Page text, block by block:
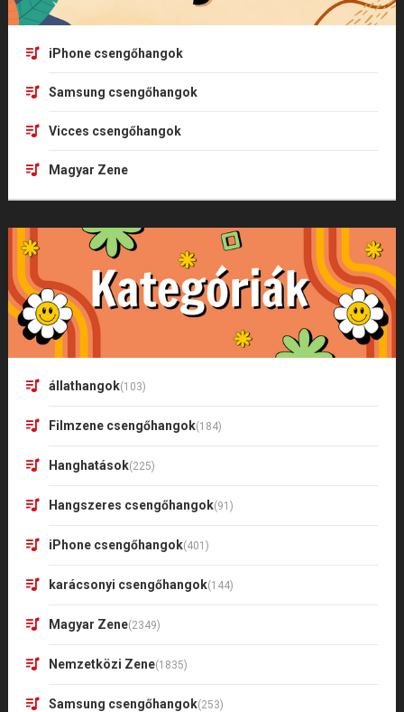
iPhone csengőhangok
Samsung csengőhangok
Vicces csengőhangok
Magyar Zene
állathangok(103)
Filmzene csengőhangok(184)
Hanghatások(225)
Hangszeres csengőhangok(91)
iPhone csengőhangok(401)
karácsonyi csengőhangok(144)
Magyar Zene(2349)
Nemzetközi Zene(1835)
Samsung csengőhangok(253)